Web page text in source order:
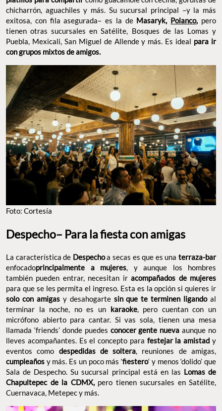
grupos mixtos de amigos.
FOTO: CORTESÍA
Despecho– Para la fiesta con amigas
La característica de Despechoa secas es que es unaterraza-
principalmente a mujeres
, y aunque los hombres
también pueden entrar, necesitan ir
solo con amigas y desahogartesin que te terminen ligando
terminar la noche, no es un
, pero cuentan con un
micrófono abierto para cantar. Si vas sola, tienen una mesa
llamada ‘friends’ donde puedesconocer gente nueva aunque no
lleves acompañantes. Es el concepto parafestejar la amistady
eventos comodespedidas de soltera , reuniones de amigas,
cumpleañosy más. Es un poco más ‘fiestero‘ y menos ‘dolido’
que Sala de Despecho. Su sucursal principal está en las Lomas
de Chapultepec de la CDMX,pero tienen sucursales en
Satélite, Cuernavaca, Metepec y más.